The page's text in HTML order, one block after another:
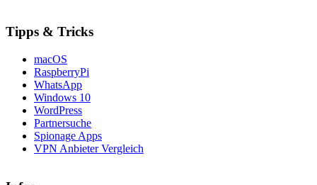
Tipps & Tricks
macOS
RaspberryPi
WhatsApp
Windows 10
WordPress
Partnersuche
Spionage Apps
VPN Anbieter Vergleich